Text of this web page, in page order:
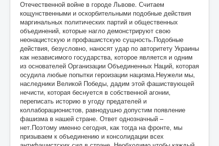
Отечественной войне в городе Львове. Считаем
кощунственными и оскорбительными подобные действия
маргинальных политических партий и общественных
объединений, которые нагло демонстрируют свою
неонацистскую и профашистскую сущность.Подобные
действия, безусловно, наносят удар по авторитету Украины
как независимого государства, которое является и одним
из основателей Организации Объединенных Наций, которая
осудила любые попытки героизации нацизма.Неужели мы,
наследники Великой Победы, дадим этой фашиствующей
нечисти, которая беснуется в собственной агонии,
переписать историю в угоду предателей и
коллаборационистов, равнодушно допустим появление
фашизма в нашей стране. Ответ однозначный –
нет.Поэтому именно сегодня, как тогда на фронте, мы
призываем к объединению и консолидации всех